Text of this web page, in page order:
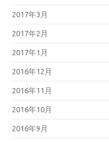
2017年3月
2017年2月
2017年1月
2016年12月
2016年11月
2016年10月
2016年9月